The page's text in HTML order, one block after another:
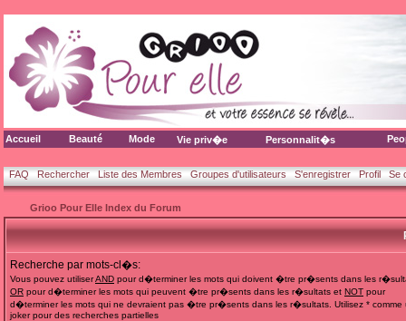
Accueil Beauté Mode Vie priv�e Personnalit�s
FAQ Rechercher Liste des Membres Groupes d'utilisateurs S'enregistrer Profil Se
Grioo Pour Elle Index du Forum
Recherche par mots-cl�s:
Vous pouvez utiliserAND pour d�terminer les mots qui doivent �tre pr�sents dans les
OR pour d�terminer les mots qui peuvent �tre pr�sents dans les r�sultats et NOT pour
d�terminer les mots qui ne devraient pas �tre pr�sents dans les r�sultats. Utilisez * comme
joker pour des recherches partielles